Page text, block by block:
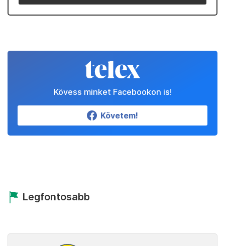
Kövess minket Facebookon is!
Követem!
Legfontosabb